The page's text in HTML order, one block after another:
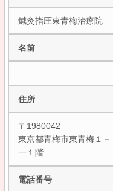
鍼灸指圧東青梅治療院
名前
住所
〒1980042
東京都青梅市東青梅１
一１階
電話番号